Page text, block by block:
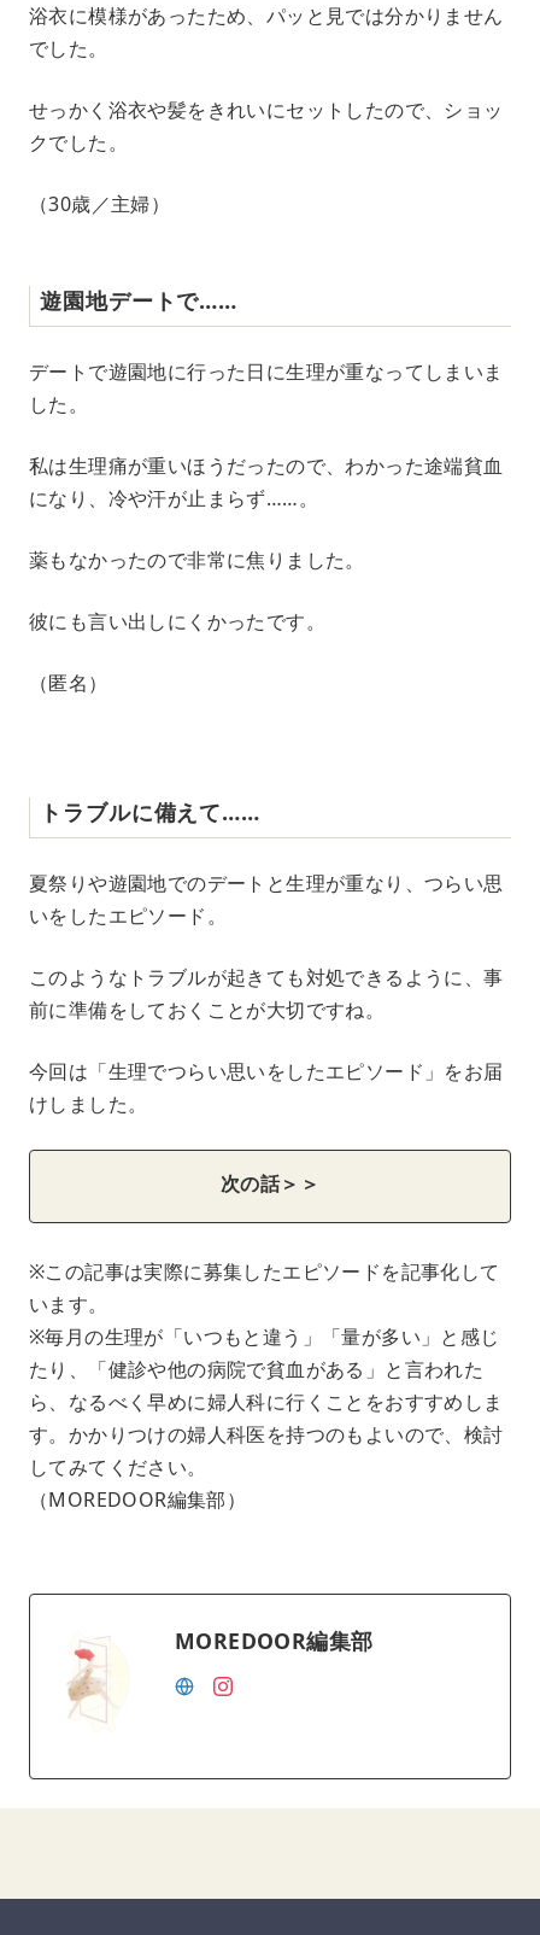
浴衣に模様があったため、パッと見では分かりません
でした。
せっかく浴衣や髪をきれいにセットしたので、ショッ
クでした。
（30歳／主婦）
遊園地デートで……
デートで遊園地に行った日に生理が重なってしまいま
した。
私は生理痛が重いほうだったので、わかった途端貧血
になり、冷や汗が止まらず……。
薬もなかったので非常に焦りました。
彼にも言い出しにくかったです。
（匿名）
トラブルに備えて……
夏祭りや遊園地でのデートと生理が重なり、つらい思
いをしたエピソード。
このようなトラブルが起きても対処できるように、事
前に準備をしておくことが大切ですね。
今回は「生理でつらい思いをしたエピソード」をお届
けしました。
次の話＞＞
※この記事は実際に募集したエピソードを記事化して
います。
※毎月の生理が「いつもと違う」「量が多い」と感じ
たり、「健診や他の病院で貧血がある」と言われた
ら、なるべく早めに婦人科に行くことをおすすめしま
す。かかりつけの婦人科医を持つのもよいので、検討
してみてください。
（MOREDOOR編集部）
MOREDOOR編集部